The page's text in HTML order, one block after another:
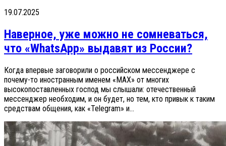
19.07.2025
Наверное, уже можно не сомневаться,
что «WhatsApp» выдавят из России?
Когда впервые заговорили о российском мессенджере с
почему-то иностранным именем «MAX» от многих
высокопоставленных господ мы слышали: отечественный
мессенджер необходим, и он будет, но тем, кто привык к таким
средствам общения, как «Telegram» и...